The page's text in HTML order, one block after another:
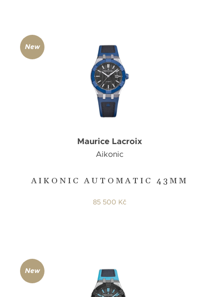
AIKONIC AUTOMATIC 43MM
Maurice Lacroix
Aikonic
85 500 Kč
New
New